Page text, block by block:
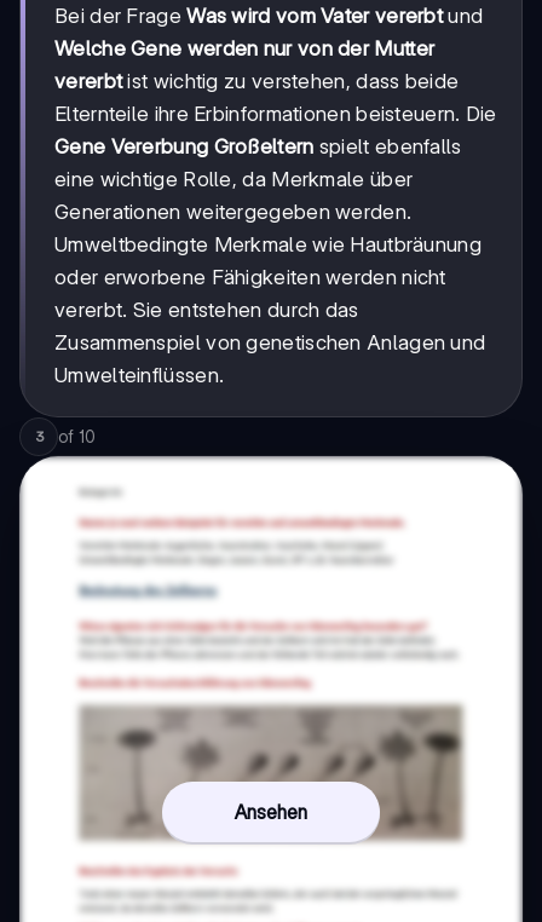
Bei der FrageWas wird vom Vater vererbtund
Welche Gene werden nur von der Mutter
vererbtist wichtig zu verstehen, dass beide
Elternteile ihre Erbinformationen beisteuern. Die
Gene Vererbung Großeltern spielt ebenfalls
eine wichtige Rolle, da Merkmale über
Generationen weitergegeben werden.
Umweltbedingte Merkmale wie Hautbräunung
oder erworbene Fähigkeiten werden nicht
vererbt. Sie entstehen durch das
Zusammenspiel von genetischen Anlagen und
Umwelteinflüssen.
3 of 10
Ansehen